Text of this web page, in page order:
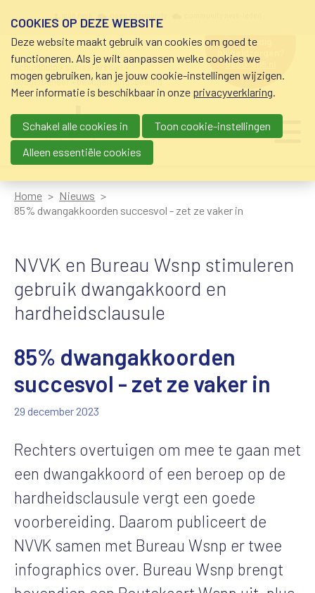
schuldhulp • sociaal krediet •
budgetbeheer • beschermingsbewind
hulp nodig
bij geldzorgen?
0800-8115.nl
Main navigation
Home
Nieuws
85% dwangakkoorden succesvol - zet ze vaker in
NVVK en Bureau Wsnp stimuleren
gebruik dwangakkoord en
hardheidsclausule
85% dwangakkoorden
succesvol - zet ze vaker in
29 december 2023
Rechters overtuigen om mee te gaan met
een dwangakkoord of een beroep op de
hardheidsclausule vergt een goede
voorbereiding. Daarom publiceert de
NVVK samen met Bureau Wsnp er twee
infographics over. Bureau Wsnp brengt
COOKIES OP DEZE WEBSITE
Deze website maakt gebruik van cookies om goed te
functioneren. Als je wilt aanpassen welke cookies we
mogen gebruiken, kan je jouw cookie-instellingen wijzigen.
Meer informatie is beschikbaar in onze privacyverklaring.
Schakel alle cookies in
Toon cookie-instellingen
Alleen essentiële cookies